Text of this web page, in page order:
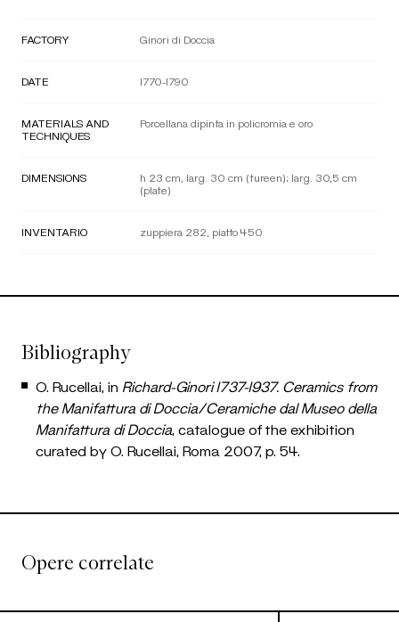
FACTORY Ginori di Doccia
DATE 1770-1790
MATERIALS AND
TECHNIQUES
Porcellana dipinta in policromia e oro
DIMENSIONS
h 23 cm, larg. 30 cm (tureen); larg. 30,5 cm
(plate)
INVENTARIO zuppiera 282, piatto 450
Bibliography
O. Rucellai, in Richard-Ginori 1737-1937. Ceramics from
the Manifattura di Doccia/Ceramiche dal Museo della
Manifattura di Doccia, catalogue of the exhibition
curated by O. Rucellai, Roma 2007, p. 54.
Opere correlate